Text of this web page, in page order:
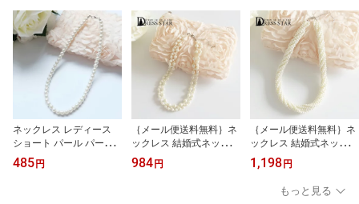
ネックレス レディース
ショート パール パーテ
ィー 結婚式 大人 アクセ
サリー お呼ばれ 披露宴
485円
｛メール便送料無料｝ネ
ックレス 結婚式ネックレ
ス パールネックレス ビ
ジューネックレス 結婚式
984円
｛メール便送料無料｝ネ
ックレス 結婚式ネックレ
ス パールネックレス ビ
ジュ-ネックレス 結婚式
パ-ルショートネックレス
首飾り Necklace レディ
1,198円
もっと見る